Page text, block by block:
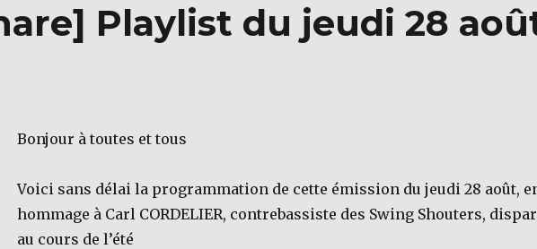
Playlist du jeudi 28
Bonjour à toutes et tous
Voici sans délai la programmation de cette émission du jeudi 28 août,
hommage à Carl CORDELIER, contrebassiste des Swing Shouters,
au cours de l’été